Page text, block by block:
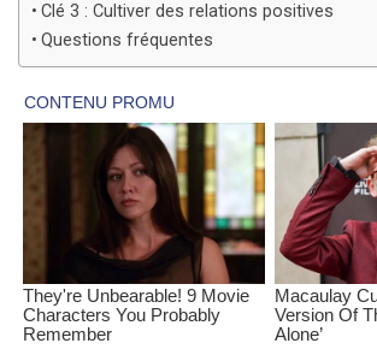
Clé 3 : Cultiver des relations positives
Questions fréquentes